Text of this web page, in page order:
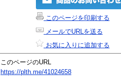
このページを印刷する
メールでURLを送る
お気に入りに追加する
このページのURL
https://plth.me/41024658